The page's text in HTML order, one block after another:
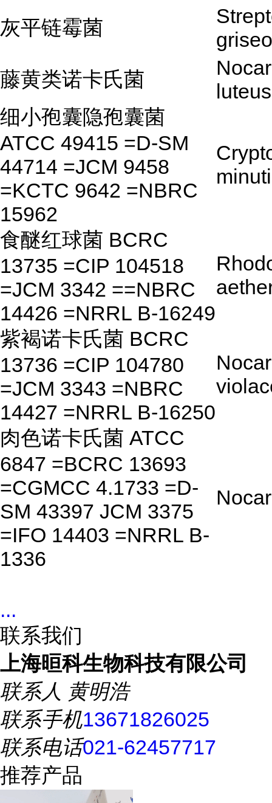
灰平链霉菌
藤黄类诺卡氏菌
luteus
细小孢囊隐孢囊菌
ATCC 49415 =D-SM
44714 =JCM 9458
=KCTC 9642 =NBRC
15962
食醚红球菌 BCRC
13735 =CIP 104518
=JCM 3342 ==NBRC
14426 =NRRL B-16249
紫褐诺卡氏菌 BCRC
13736 =CIP 104780
=JCM 3343 =NBRC
14427 =NRRL B-16250
肉色诺卡氏菌 ATCC
6847 =BCRC 13693
=CGMCC 4.1733 =D-
SM 43397 JCM 3375
=IFO 14403 =NRRL B-
1336
...
联系我们
上海晅科生物科技有限公司
联系人 黄明浩
联系手机13671826025
联系电话021-62457717
推荐产品